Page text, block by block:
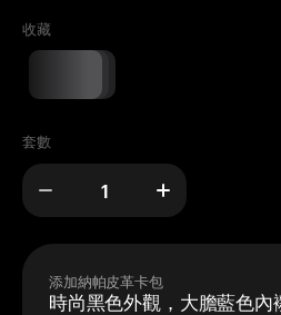
收藏
套數
添加納帕皮革卡包
時尚黑色外觀，大膽藍色內